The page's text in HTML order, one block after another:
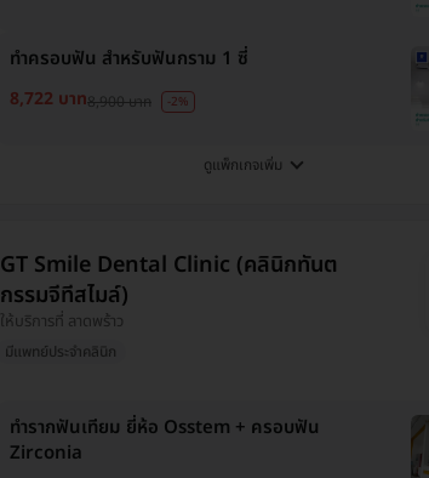
ทำครอบฟัน สำหรับฟันกราม 1 ซี่
8,722 บาท8,900 บาท -2%
ดูแพ็กเกจเพิ่ม
GT Smile Dental Clinic (คลินิกทันต
กรรมจีทีสไมล์)
ให้บริการที่ ลาดพร้าว
มีแพทย์ประจำคลินิก
ทำรากฟันเทียม ยี่ห้อ Osstem + ครอบฟัน
Zirconia